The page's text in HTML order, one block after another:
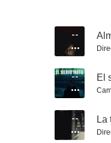
--
-- El
-- La